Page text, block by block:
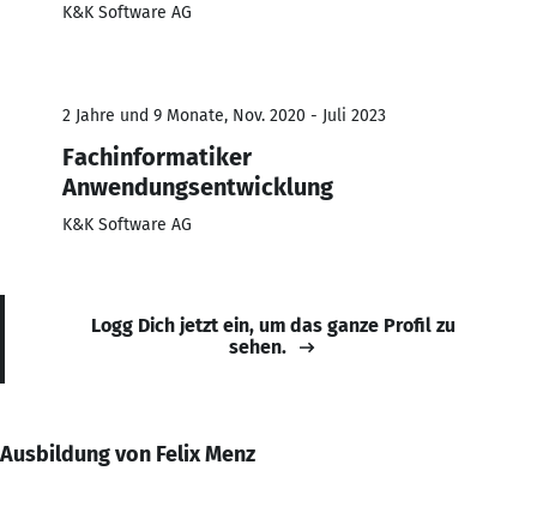
K&K Software AG
2 Jahre und 9 Monate, Nov. 2020 - Juli 2023
Fachinformatiker
Anwendungsentwicklung
K&K Software AG
Logg Dich jetzt ein, um das ganze Profil zu
sehen.
Ausbildung von Felix Menz